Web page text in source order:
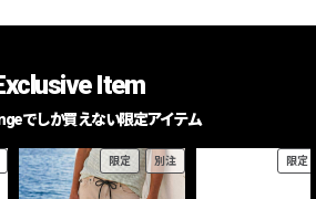
Item
でしか買えない限定アイテム
限定 別注 限定